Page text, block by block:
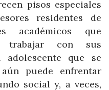
pisos especiales
residentes de
académicos que
trabajar con sus
adolescente que se
puede enfrentar
social y, a veces,